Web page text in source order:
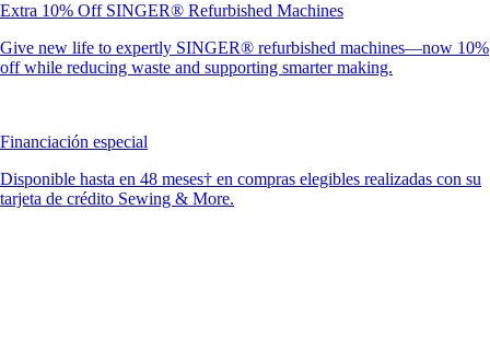
Extra 10% Off SINGER® Refurbished Machines
Give new life to expertly SINGER® refurbished machines—now 10%
off while reducing waste and supporting smarter making.
Financiación especial
Disponible hasta en 48 meses† en compras elegibles realizadas con su
tarjeta de crédito Sewing & More.